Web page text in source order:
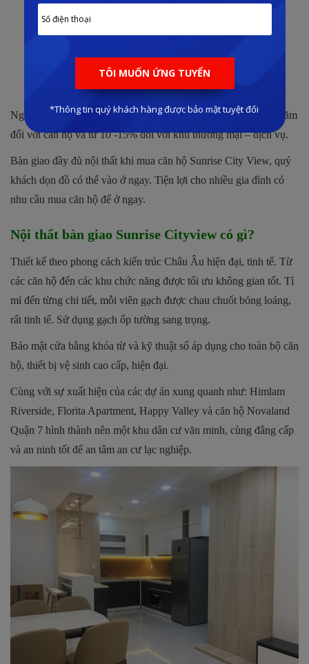
được xây dựng của chủ đầu tư Xuân Mai Corp.
Sunshine Diamond River
Sunshine City Saigongiá bán từ 60 triệu/m2.
Ngoài ra, căn hộ cao cấp Quận 7 cam kết lợi nhuận trên 10%/năm
đối với căn hộ và từ 10 -15% đối với khu thương mại – dịch vụ.
Bàn giao đầy đủ nội thất khi mua căn hộ Sunrise City View, quý
khách dọn đồ có thể vào ở ngay. Tiện lợi cho nhiều gia đình có
nhu cầu mua căn hộ để ở ngay.
Nội thất bàn giao Sunrise Cityview có gì?
Thiết kế theo phong cách kiến trúc Châu Âu hiện đại, tinh tế. Từ
các căn hộ đến các khu chức năng được tối ưu không gian tốt. Tỉ
mỉ đến từng chi tiết, mỗi viên gạch được chau chuốt bóng loáng,
rất tinh tế. Sử dụng gạch ốp tường sang trọng.
Bảo mật cửa bằng khóa từ và kỹ thuật số áp dụng cho toàn bộ căn
hộ, thiết bị vệ sinh cao cấp, hiện đại.
Cùng với sự xuất hiện của các dự án xung quanh như: Himlam
Riverside, Florita Apartment, Happy Valley và căn hộ Novaland
Quận 7 hình thành nên một khu dân cư văn minh, cùng đẳng cấp
và an ninh tốt để an tâm an cư lạc nghiệp.